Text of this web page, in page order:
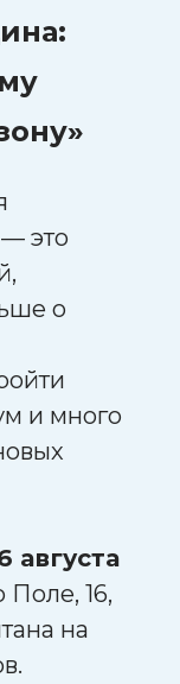
это
о
и много
августа
16,
на